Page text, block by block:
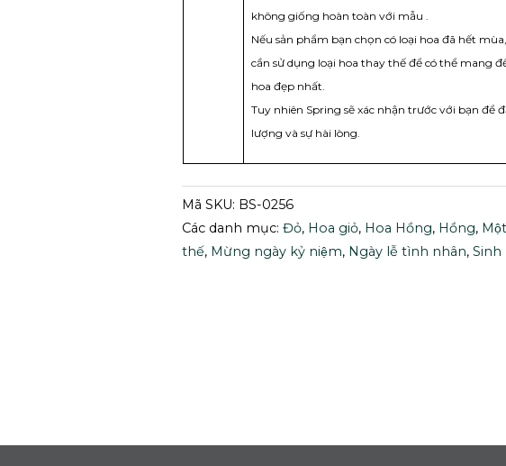
không giống hoàn toàn với mẫu .
Nếu sản phẩm bạn chọn có loại hoa đã hết
cần sử dụng loại hoa thay thế để có thể mang
hoa đẹp nhất.
Tuy nhiên Spring sẽ xác nhận trước với bạn để
lượng và sự hài lòng.
Mã SKU: BS-0256
Các danh mục:Đỏ, Hoa giỏ, Hoa Hồng, Hồng,
thế, Mừng ngày kỷ niệm, Ngày lễ tình nhân,Sinh